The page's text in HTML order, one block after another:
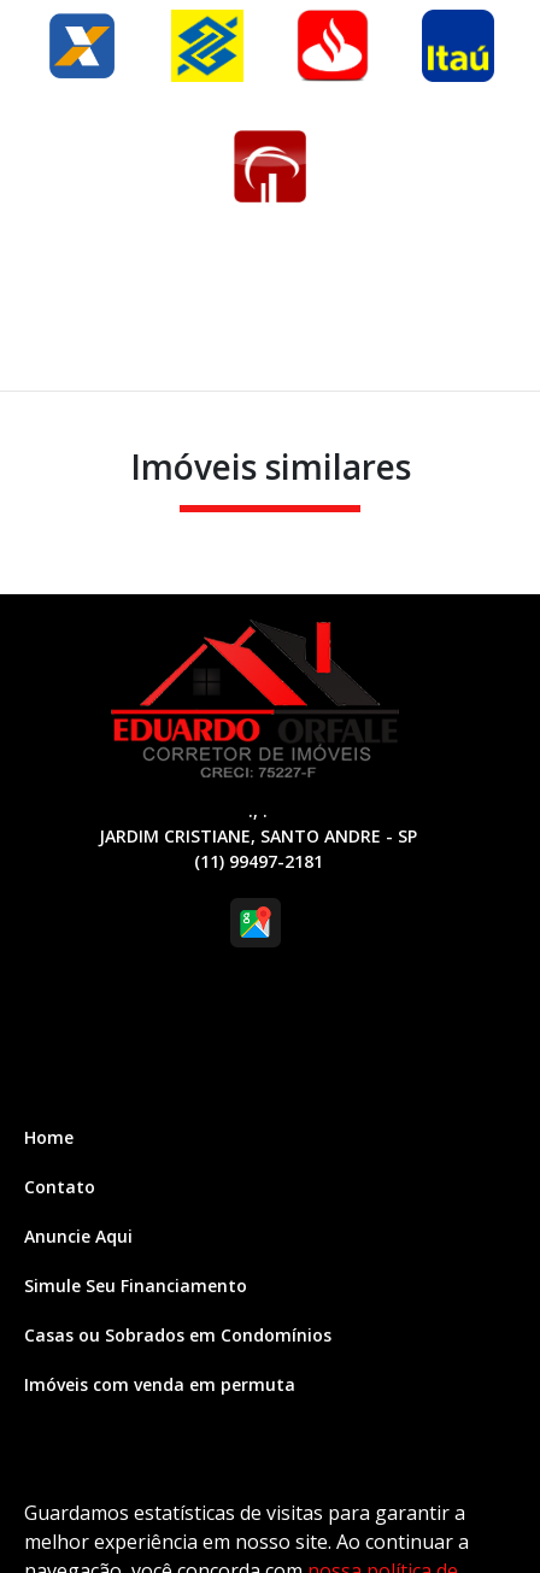
Imóveis similares
Guardamos estatísticas de visitas para garantir a
melhor experiência em nosso site. Ao continuar a
., .
JARDIM CRISTIANE, SANTO ANDRE - SP
(11) 99497-2181
Home
Contato
Anuncie Aqui
Simule Seu Financiamento
Casas ou Sobrados em Condomínios
Imóveis com venda em permuta
Casa com piscina